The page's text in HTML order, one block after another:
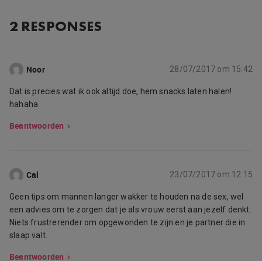
2 RESPONSES
Noor 28/07/2017 om 15:42
Dat is precies wat ik ook altijd doe, hem snacks laten halen!
hahaha
Beantwoorden
Cal 23/07/2017 om 12:15
Geen tips om mannen langer wakker te houden na de sex, wel
een advies om te zorgen dat je als vrouw eerst aan jezelf denkt.
Niets frustrerender om opgewonden te zijn en je partner die in
slaap valt.
Beantwoorden